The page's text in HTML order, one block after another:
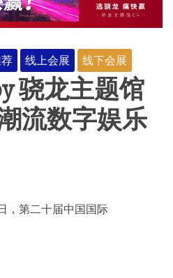
线上会展 线下会展
骁龙主题馆
流数字娱乐
第二十届中国国际